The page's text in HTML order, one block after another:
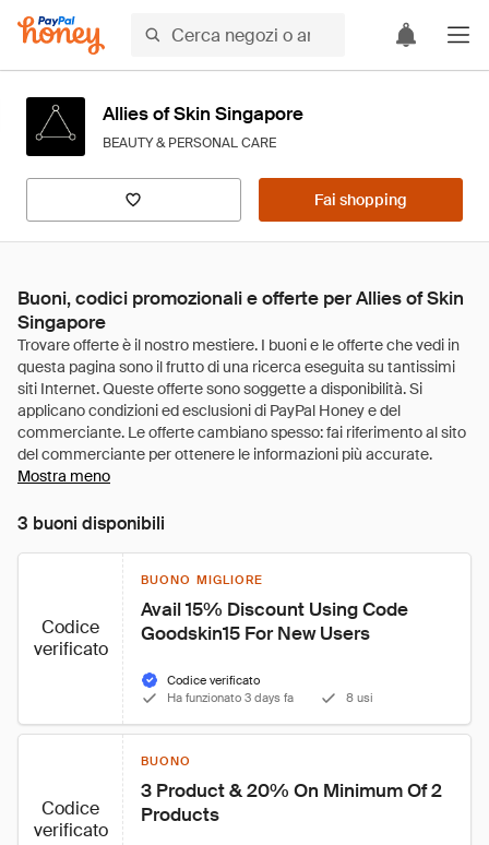
Allies of Skin Singapore
BEAUTY & PERSONAL CARE
Fai shopping
Buoni, codici promozionali e offerte per Allies of Skin
Singapore
Mostra meno
3 buoni disponibili
Codice
verificato
BUONO MIGLIORE
Avail 15% Discount Using Code
Goodskin15 For New Users
Codice verificato
Ha funzionato 3 days fa
8 usi
Codice
verificato
BUONO
3 Product & 20% On Minimum Of 2
Products